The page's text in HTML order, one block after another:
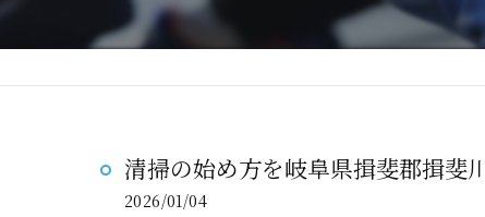
清掃の始め方を岐阜県揖斐郡揖斐
2026/01/04